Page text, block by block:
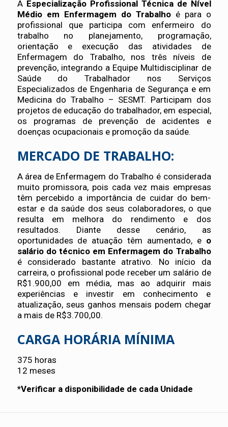
A Especialização Profissional Técnica de Nível
Médio em Enfermagem do Trabalhoé para o
profissional que participa com enfermeiro do
trabalho no planejamento, programação,
orientação e execução das atividades de
Enfermagem do Trabalho, nos três níveis de
prevenção, integrando a Equipe Multidisciplinar de
Saúde do Trabalhador nos Serviços
Especializados de Engenharia de Segurança e em
Medicina do Trabalho – SESMT. Participam dos
projetos de educação do trabalhador, em especial,
os programas de prevenção de acidentes e
doenças ocupacionais e promoção da saúde.
MERCADO DE TRABALHO:
A área de Enfermagem do Trabalho é considerada
muito promissora, pois cada vez mais empresas
têm percebido a importância de cuidar do bem-
estar e da saúde dos seus colaboradores, o que
resulta em melhora do rendimento e dos
resultados. Diante desse cenário, as
oportunidades de atuação têm aumentado, e o
salário do técnico em Enfermagem do Trabalho
é considerado bastante atrativo. No início da
carreira, o profissional pode receber um salário de
R$1.900,00 em média, mas ao adquirir mais
experiências e investir em conhecimento e
atualização, seus ganhos mensais podem chegar
a mais de R$3.700,00.
CARGA HORÁRIA MÍNIMA
375 horas
12 meses
*Verificar a disponibilidade de cada Unidade